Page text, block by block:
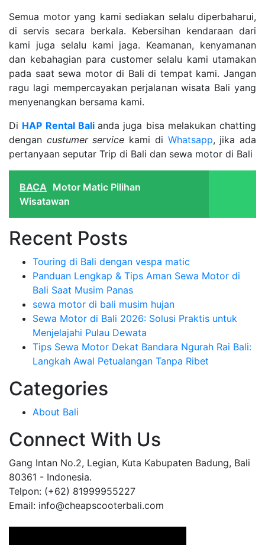
Semua motor yang kami sediakan selalu diperbaharui,
di servis secara berkala. Kebersihan kendaraan dari
kami juga selalu kami jaga. Keamanan, kenyamanan
dan kebahagian para customer selalu kami utamakan
pada saat sewa motor di Bali di tempat kami. Jangan
ragu lagi mempercayakan perjalanan wisata Bali yang
menyenangkan bersama kami.
Di HAP Rental Bali anda juga bisa melakukan chatting
dengan custumer service kami di Whatsapp, jika ada
pertanyaan seputar Trip di Bali dan sewa motor di Bali
BACA Motor Matic Pilihan
Wisatawan
Recent Posts
Touring di Bali dengan vespa matic
Panduan Lengkap & Tips Aman Sewa Motor di
Bali Saat Musim Panas
sewa motor di bali musim hujan
Sewa Motor di Bali 2026: Solusi Praktis untuk
Menjelajahi Pulau Dewata
Tips Sewa Motor Dekat Bandara Ngurah Rai Bali:
Langkah Awal Petualangan Tanpa Ribet
Categories
About Bali
Connect With Us
Gang Intan No.2, Legian, Kuta Kabupaten Badung, Bali
80361 - Indonesia.
Telpon: (+62) 81999955227
Email: info@cheapscooterbali.com